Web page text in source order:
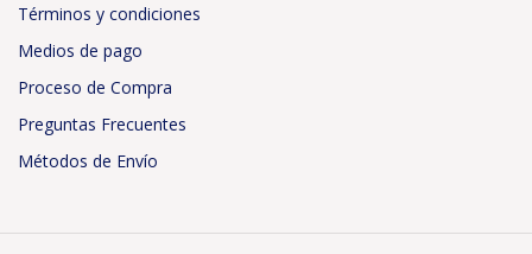
Términos y condiciones
Medios de pago
Proceso de Compra
Preguntas Frecuentes
Métodos de Envío